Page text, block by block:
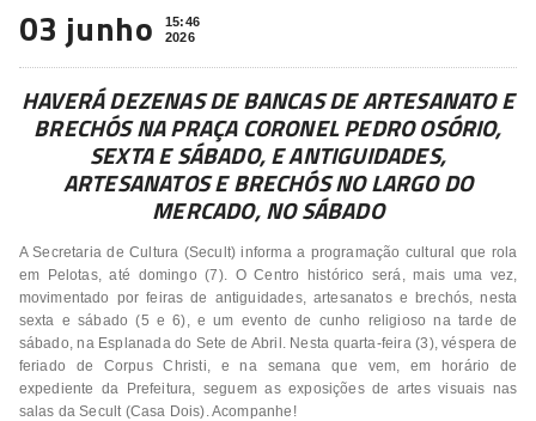
03 junho
15:46
2026
HAVERÁ DEZENAS DE BANCAS DE ARTESANATO E
BRECHÓS NA PRAÇA CORONEL PEDRO OSÓRIO,
SEXTA E SÁBADO, E ANTIGUIDADES,
ARTESANATOS E BRECHÓS NO LARGO DO
MERCADO, NO SÁBADO
A Secretaria de Cultura (Secult) informa a programação cultural que rola
em Pelotas, até domingo (7). O Centro histórico será, mais uma vez,
movimentado por feiras de antiguidades, artesanatos e brechós, nesta
sexta e sábado (5 e 6), e um evento de cunho religioso na tarde de
sábado, na Esplanada do Sete de Abril. Nesta quarta-feira (3), véspera de
feriado de Corpus Christi, e na semana que vem, em horário de
expediente da Prefeitura, seguem as exposições de artes visuais nas
salas da Secult (Casa Dois). Acompanhe!